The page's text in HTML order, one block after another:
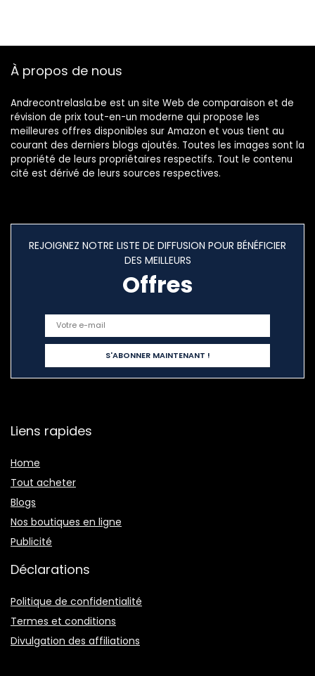
À propos de nous
Andrecontrelasla.be est un site Web de comparaison et de
révision de prix tout-en-un moderne qui propose les
meilleures offres disponibles sur Amazon et vous tient au
courant des derniers blogs ajoutés. Toutes les images sont la
propriété de leurs propriétaires respectifs. Tout le contenu
cité est dérivé de leurs sources respectives.
REJOIGNEZ NOTRE LISTE DE DIFFUSION POUR BÉNÉFICIER
DES MEILLEURS
Offres
Liens rapides
Home
Tout acheter
Blogs
Nos boutiques en ligne
Publicité
Déclarations
Politique de confidentialité
Termes et conditions
Divulgation des affiliations